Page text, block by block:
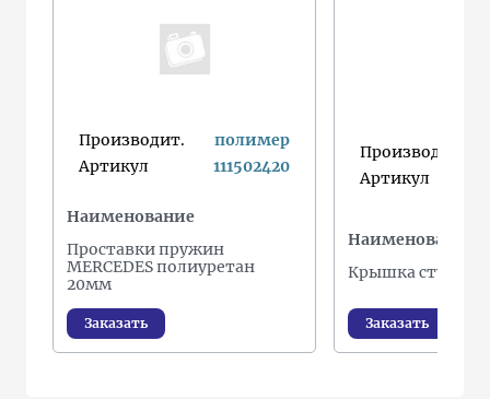
Производит.
полимер
Артикул
111502420
Наименование
Проставки пружин
MERCEDES полиуретан
20мм
Заказать
Производит.
Артикул
Наименование
Крышка ступицы
Заказать